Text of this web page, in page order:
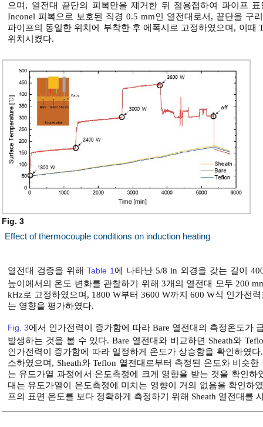
으며, 열전대 끝단의 피복만을 제거한 뒤 점용접하여 파이프
Inconel 피복으로 보호된 직경 0.5 mm인 열전대로서, 끝단을 구
파이프의 동일한 위치에 부착한 후 에폭시로 고정하였으며, 이
위치시켰다.
Fig. 3
Effect of thermocouple conditions on induction heating
열전대 검증을 위해Table 1에 나타난 5/8 in 외경을 갖는 길이
높이에서의 온도 변화를 관찰하기 위해 3개의 열전대 모두 200
kHz로 고정하였으며, 1800 W부터 3600 W까지 600 W식 인가전
는 영향을 평가하였다.
Fig. 3에서 인가전력이 증가함에 따라 Bare 열전대의 측정온도가
발생하는 것을 볼 수 있다. Bare 열전대와 비교하면 Sheath와
인가전력이 증가함에 따라 일정하게 온도가 상승함을 확인하였
소하였으며, Sheath와 Teflon 열전대로부터 측정된 온도와 비슷
는 유도가열 과정에서 온도측정에 크게 영향을 받는 것을 확인하
대는 유도가열이 온도측정에 미치는 영향이 거의 없음을 확인하
프의 표면 온도를 보다 정확하게 측정하기 위해 Sheath 열전대를